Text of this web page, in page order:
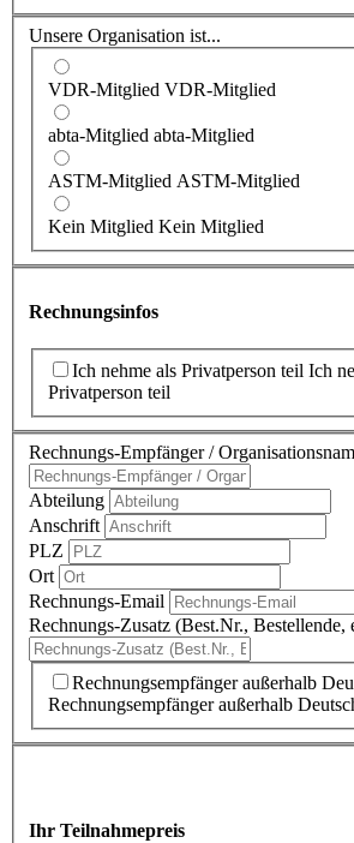
Unsere Organisation ist...
VDR-Mitglied VDR-Mitglied
abta-Mitglied abta-Mitglied
ASTM-Mitglied ASTM-Mitglied
Kein Mitglied Kein Mitglied
Rechnungsinfos
Ich nehme als Privatperson teil
Privatperson teil
Rechnungs-Empfänger /
Abteilung
Anschrift
PLZ
Ort
Rechnungs-Email
Rechnungs-Zusatz (Best.Nr., Bestellende,
Rechnungsempfänger außerhalb
Rechnungsempfänger außerhalb
Ihr Teilnahmepreis